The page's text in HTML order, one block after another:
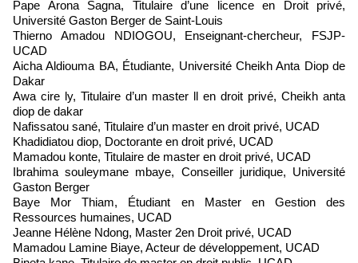
Pape Arona Sagna, Titulaire d’une licence en Droit privé,
Université Gaston Berger de Saint-Louis
Thierno Amadou NDIOGOU, Enseignant-chercheur, FSJP-
UCAD
Aicha Aldiouma BA, Étudiante, Université Cheikh Anta Diop de
Dakar
Awa cire ly, Titulaire d’un master ll en droit privé, Cheikh anta
diop de dakar
Nafissatou sané, Titulaire d’un master en droit privé, UCAD
Khadidiatou diop, Doctorante en droit privé, UCAD
Mamadou konte, Titulaire de master en droit privé, UCAD
Ibrahima souleymane mbaye, Conseiller juridique, Université
Gaston Berger
Baye Mor Thiam, Étudiant en Master en Gestion des
Ressources humaines, UCAD
Jeanne Hélène Ndong, Master 2en Droit privé, UCAD
Mamadou Lamine Biaye, Acteur de développement, UCAD